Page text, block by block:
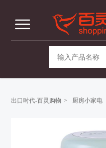
出口时代-百灵购物 > 厨房小家电